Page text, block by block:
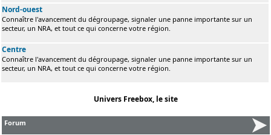
Nord-ouest
Connaître l'avancement du dégroupage, signaler une panne importante sur un
secteur, un NRA, et tout ce qui concerne votre région.
Centre
Connaître l'avancement du dégroupage, signaler une panne importante sur un
secteur, un NRA, et tout ce qui concerne votre région.
Univers Freebox, le site
Forum